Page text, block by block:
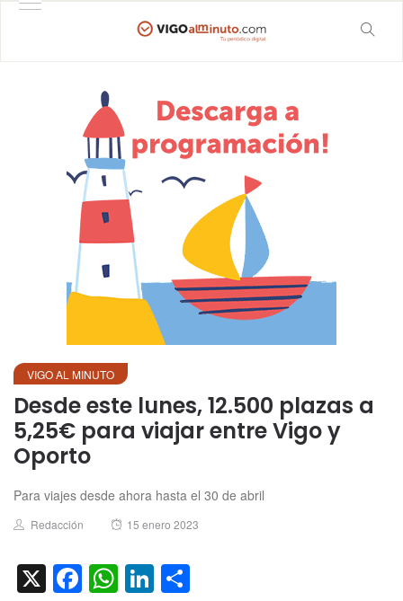
VIGO AL MINUTO
Desde este lunes, 12.500 plazas a
5,25€ para viajar entre Vigo y
Oporto
Para viajes desde ahora hasta el 30 de abril
Author
Redacción
Posted
15 enero 2023
X Facebook
WhatsApp
LinkedIn